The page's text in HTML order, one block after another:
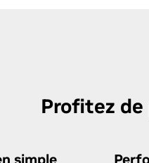
Profitez